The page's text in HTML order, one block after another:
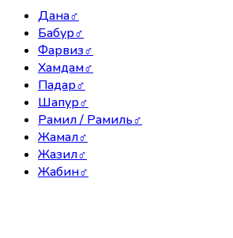
Дана♂
Бабур♂
Фарвиз♂
Хамдам♂
Падар♂
Шапур♂
Рамил / Рамиль♂
Жамал♂
Жазил♂
Жабин♂